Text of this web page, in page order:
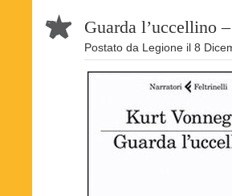
Guarda l’uccellino
Postato da Legione il 8